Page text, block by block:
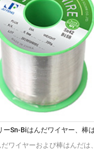
ーSn-Biはんだワイヤー、棒
ワイヤーおよび棒はんだは